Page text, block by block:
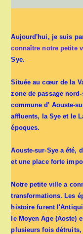
Aujourd'hui, je suis
connaître notre petite
Sye.
Située au cœur de la
zone de passage
commune d' Aouste-
affluents, la Sye et le
époques.
Aouste-sur-Sye a été,
et une place forte
Notre petite ville a
transformations. Les
histoire furent
le Moyen Age (Aoste)
plusieurs fois détruits,